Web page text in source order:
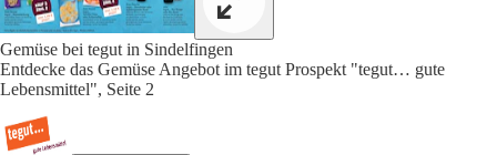
Gemüse bei tegut in Sindelfingen
Entdecke das Gemüse Angebot im tegut Prospekt "tegut… gute
Lebensmittel", Seite 2